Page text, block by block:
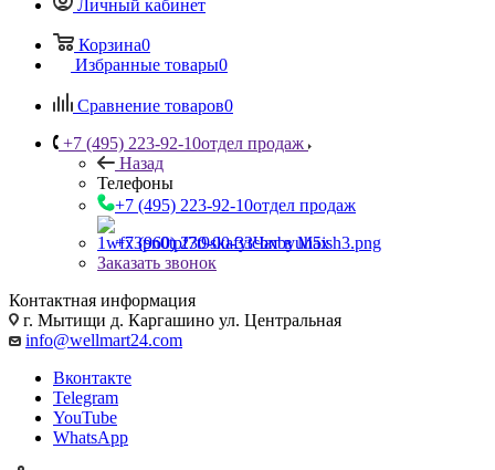
Личный кабинет
Корзина0
Избранные товары0
Сравнение товаров0
+7 (495) 223-92-10отдел продаж
Назад
Телефоны
+7 (495) 223-92-10отдел продаж
+7 (960) 230-00-33Чат в Max
Заказать звонок
Контактная информация
г. Мытищи д. Каргашино ул. Центральная
info@wellmart24.com
Вконтакте
Telegram
YouTube
WhatsApp